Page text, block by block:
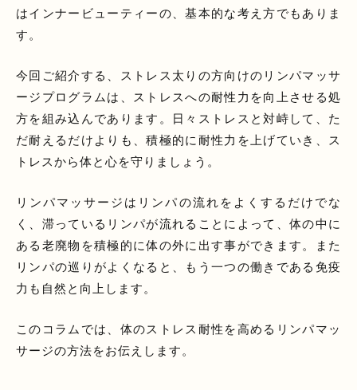
はインナービューティーの、基本的な考え方でもありま
す。
今回ご紹介する、ストレス太りの方向けのリンパマッサ
ージプログラムは、ストレスへの耐性力を向上させる処
方を組み込んであります。日々ストレスと対峙して、た
だ耐えるだけよりも、積極的に耐性力を上げていき、ス
トレスから体と心を守りましょう。
リンパマッサージはリンパの流れをよくするだけでな
く、滞っているリンパが流れることによって、体の中に
ある老廃物を積極的に体の外に出す事ができます。また
リンパの巡りがよくなると、もう一つの働きである免疫
力も自然と向上します。
このコラムでは、体のストレス耐性を高めるリンパマッ
サージの方法をお伝えします。